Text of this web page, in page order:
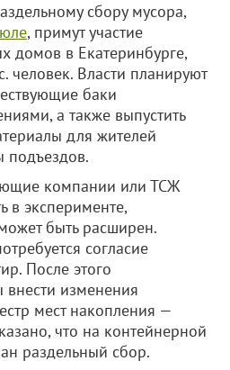
сбору мусора,
, примут участие
домов в Екатеринбурге,
человек. Власти планируют
баки
а также выпустить
для жителей
подъездов.
компании или ТСЖ
в эксперименте,
быть расширен.
согласие
После этого
изменения
мест накопления —
что на контейнерной
раздельный сбор.